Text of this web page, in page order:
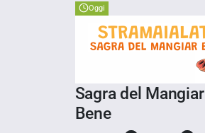
Oggi
Sagra del Mangiar
Bene